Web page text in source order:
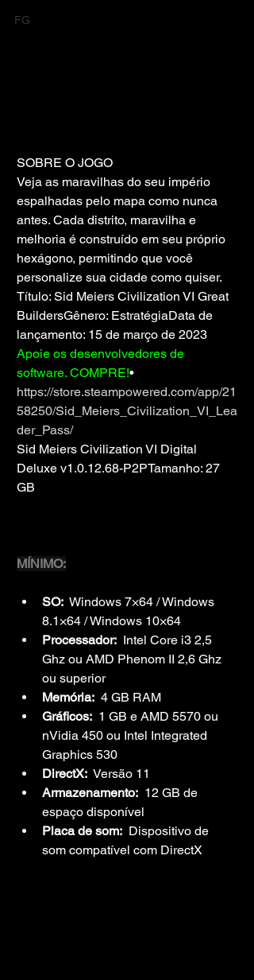
FG
SOBRE O JOGO
Veja as maravilhas do seu império
espalhadas pelo mapa como nunca
antes. Cada distrito, maravilha e
melhoria é construído em seu próprio
hexágono, permitindo que você
personalize sua cidade como quiser.
Título: Sid Meiers Civilization VI Great
BuildersGênero: EstratégiaData de
lançamento: 15 de março de 2023
Apoie os desenvolvedores de
software. COMPRE!•
https://store.steampowered.com/app/21
58250/Sid_Meiers_Civilization_VI_Lea
der_Pass/
Sid Meiers Civilization VI Digital
Deluxe v1.0.12.68-P2PTamanho: 27
GB
MÍNIMO:
SO: Windows 7×64 / Windows
8.1×64 / Windows 10×64
Processador: Intel Core i3 2,5
Ghz ou AMD Phenom II 2,6 Ghz
ou superior
Memória: 4 GB RAM
Gráficos: 1 GB e AMD 5570 ou
nVidia 450 ou Intel Integrated
Graphics 530
DirectX: Versão 11
Armazenamento: 12 GB de
espaço disponível
Placa de som: Dispositivo de
som compatível com DirectX